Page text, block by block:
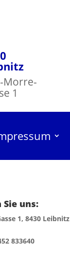
Morre-
1
Sie uns:
1, 8430 Leibnitz
833640